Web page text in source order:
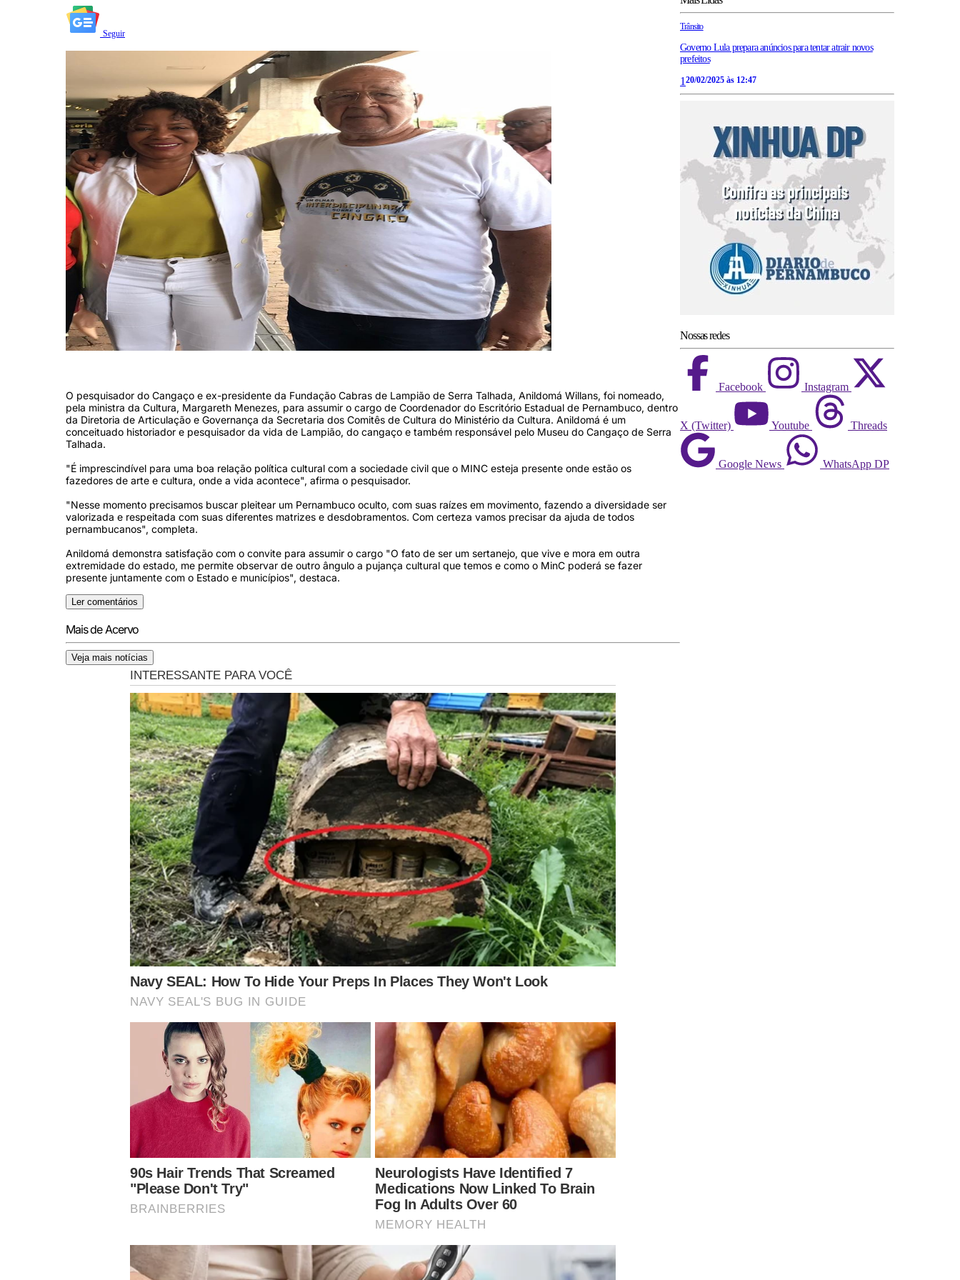
Seguir
O pesquisador do Cangaço e ex-presidente da Fundação Cabras de Lampião de Serra Talhada, Anildomá Willans, foi nomeado,
pela ministra da Cultura, Margareth Menezes, para assumir o cargo de Coordenador do Escritório Estadual de Pernambuco, dentro
da Diretoria de Articulação e Governança da Secretaria dos Comitês de Cultura do Ministério da Cultura. Anildomá é um
conceituado historiador e pesquisador da vida de Lampião, do cangaço e também responsável pelo Museu do Cangaço de Serra
Talhada.
"É imprescindível para uma boa relação política cultural com a sociedade civil que o MINC esteja presente onde estão os
fazedores de arte e cultura, onde a vida acontece", afirma o pesquisador.
"Nesse momento precisamos buscar pleitear um Pernambuco oculto, com suas raízes em movimento, fazendo a diversidade ser
valorizada e respeitada com suas diferentes matrizes e desdobramentos. Com certeza vamos precisar da ajuda de todos
pernambucanos", completa.
Anildomá demonstra satisfação com o convite para assumir o cargo "O fato de ser um sertanejo, que vive e mora em outra
extremidade do estado, me permite observar de outro ângulo a pujança cultural que temos e como o MinC poderá se fazer
presente juntamente com o Estado e municípios", destaca.
Ler comentários
Mais de Acervo
Veja mais notícias
Trânsito
Governo Lula prepara anúncios para tentar atrair novos
prefeitos
1 20/02/2025 às 12:47
Nossas redes
Facebook Instagram
X (Twitter) Youtube Threads
Google News WhatsApp DP